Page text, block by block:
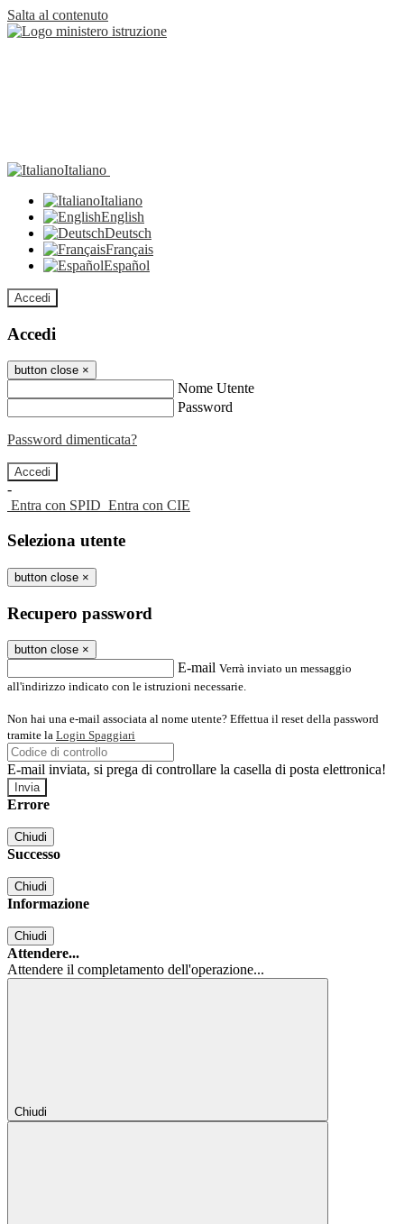
Salta al contenuto
Italiano
Italiano
English
Deutsch
Français
Español
Accedi
Accedi
button close ×
Nome Utente
Password
Password dimenticata?
-
Entra con SPID Entra con CIE
Seleziona utente
button close ×
Recupero password
button close ×
E-mail Verrà inviato un messaggio
all'indirizzo indicato con le istruzioni necessarie.
Non hai una e-mail associata al nome utente? Effettua il reset della password
tramite la Login Spaggiari
E-mail inviata, si prega di controllare la casella di posta elettronica!
Errore
Chiudi
Successo
Chiudi
Informazione
Chiudi
Attendere...
Attendere il completamento dell'operazione...
Chiudi